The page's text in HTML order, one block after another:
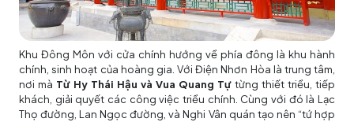
Khu Đông Môn với cửa chính hướng về phía đông là khu hành
chính, sinh hoạt của hoàng gia. Với Điện Nhơn Hòa là trung tâm,
nơi mà Từ Hy Thái Hậu và Vua Quang Tự từng thiết triều, tiếp
khách, giải quyết các công việc triều chính. Cùng với đó là Lạc
Thọ đường, Lan Ngọc đường, và Nghi Vân quán tạo nên “tứ hợp